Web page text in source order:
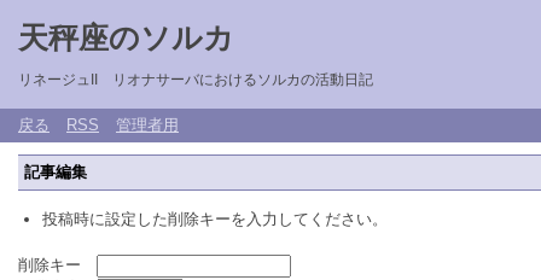
天秤座のソルカ
リネージュII リオナサーバにおけるソルカの活動日記
戻る RSS 管理者用
記事編集
投稿時に設定した削除キーを入力してください。
削除キー